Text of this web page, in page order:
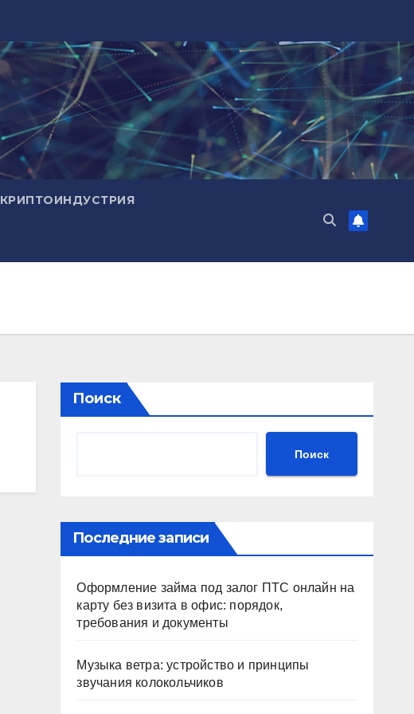
КРИПТОИНДУСТРИЯ
Поиск
Поиск
Последние записи
Оформление займа под залог ПТС онлайн на
карту без визита в офис: порядок,
требования и документы
Музыка ветра: устройство и принципы
звучания колокольчиков